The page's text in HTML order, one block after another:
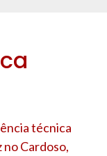
técnica
noCardoso,